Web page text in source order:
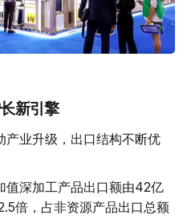
新引擎
产业升级，出口结构不断优
值深加工产品出口额由42亿
倍，占非资源产品出口总额